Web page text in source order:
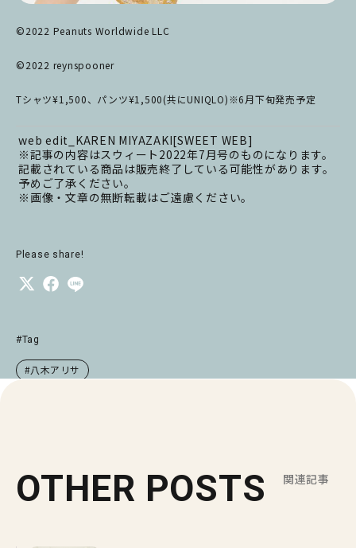
©2022 Peanuts Worldwide LLC
©2022 reynspooner
Tシャツ¥1,500、パンツ¥1,500(共にUNIQLO)※6月下旬発売予定
web edit_KAREN MIYAZAKI[SWEET WEB]
※記事の内容はスウィート2022年7月号のものになります。
記載されている商品は販売終了している可能性があります。
予めご了承ください。
※画像・文章の無断転載はご遠慮ください。
Please share!
#Tag
#八木アリサ
OTHER POSTS 関連記事